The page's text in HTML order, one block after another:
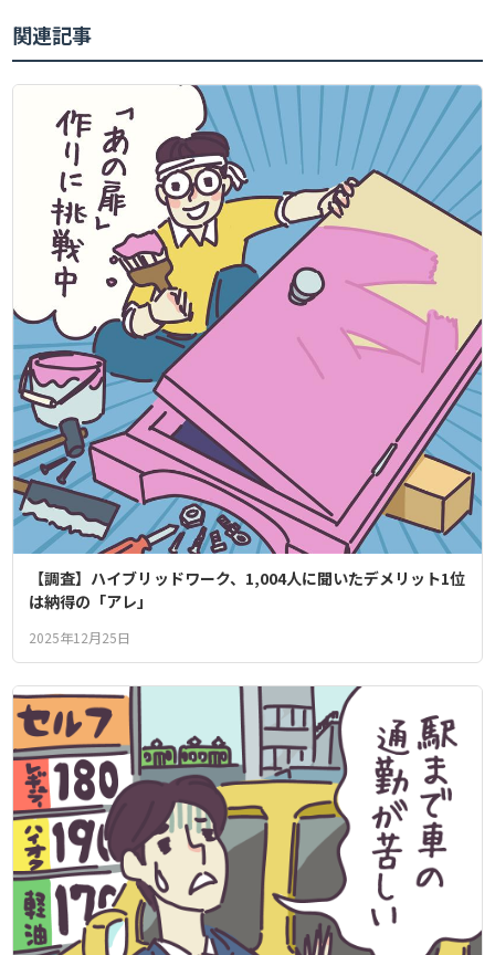
関連記事
【調査】ハイブリッドワーク、1,004人に聞いたデメリット1位
は納得の「アレ」
2025年12月25日